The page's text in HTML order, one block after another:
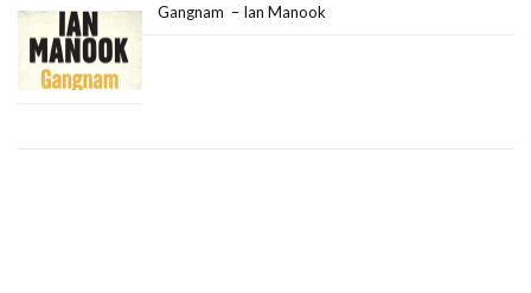
Gangnam – Ian Manook